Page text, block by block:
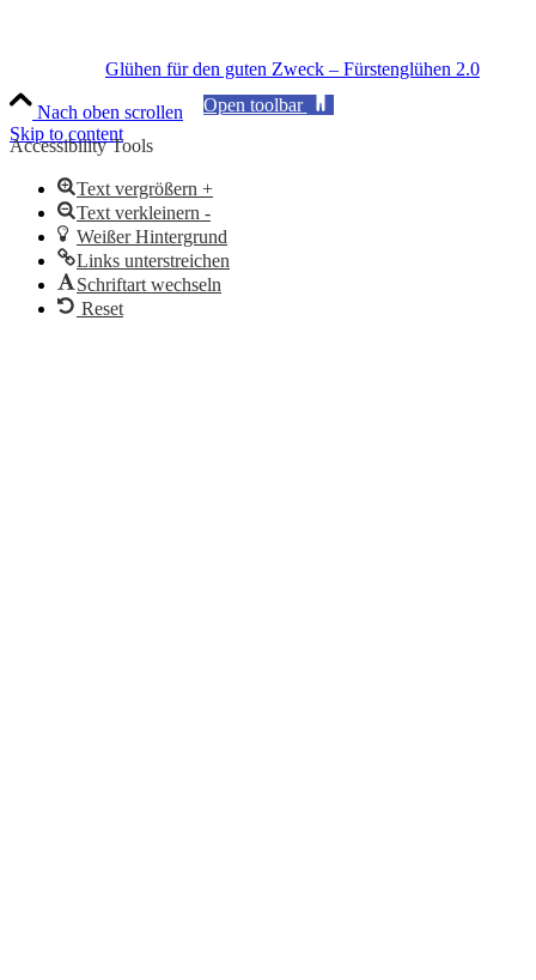
Glühen für den guten Zweck – Fürstenglühen 2.0
Nach oben scrollen
Skip to content
Open toolbar
Accessibility Tools
Text vergrößern +
Text verkleinern -
Weißer Hintergrund
Links unterstreichen
Schriftart wechseln
Reset